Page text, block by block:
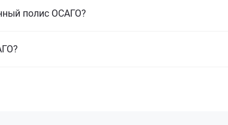
полис ОСАГО?